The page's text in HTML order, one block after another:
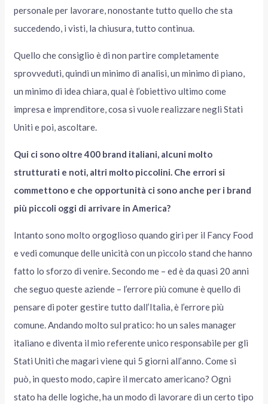
personale per lavorare, nonostante tutto quello che sta
succedendo, i visti, la chiusura, tutto continua.
Quello che consiglio è di non partire completamente
sprovveduti, quindi un minimo di analisi, un minimo di piano,
un minimo di idea chiara, qual è l’obiettivo ultimo come
impresa e imprenditore, cosa si vuole realizzare negli Stati
Uniti e poi, ascoltare.
Qui ci sono oltre 400 brand italiani, alcuni molto
strutturati e noti, altri molto piccolini. Che errori si
commettono e che opportunità ci sono anche per i brand
più piccoli oggi di arrivare in America?
Intanto sono molto orgoglioso quando giri per il Fancy Food
e vedi comunque delle unicità con un piccolo stand che hanno
fatto lo sforzo di venire. Secondo me – ed è da quasi 20 anni
che seguo queste aziende – l’errore più comune è quello di
pensare di poter gestire tutto dall’Italia, è l’errore più
comune. Andando molto sul pratico: ho un sales manager
italiano e diventa il mio referente unico responsabile per gli
Stati Uniti che magari viene qui 5 giorni all’anno. Come si
può, in questo modo, capire il mercato americano? Ogni
stato ha delle logiche, ha un modo di lavorare di un certo tipo